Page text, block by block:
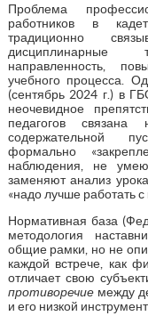
Проблема
работников в
традиционно
дисциплинарные
направленность,
учебного процесса.
(сентябрь 2024 г.) в
неочевидное
педагогов
содержательной
формально
наблюдения, не
заменяют анализ
«надо лучше работать с
Нормативная база
методология
общие рамки, но не
каждой встрече, как
отличает свою
противоречиемежду
и его низкой